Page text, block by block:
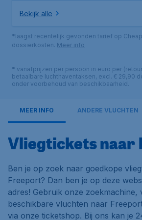
Bekijk alle
*laagst recentelijk gevonden tarief op
dossierkosten. Meer info
* vanafprijzen per persoon in euro per
betaalbare luchthaventaksen, excl. € 29,90
onder voorbehoud van beschikbaarheid.
MEER INFO ANDERE VLUCHTEN
Vliegtickets naar
Ben je op zoek naar goedkope
Freeport? Dan ben je op deze
adres! Gebruik onze zoekmachine,
beschikbare vluchten naar
via onze ticketshop. Bij ons kan je